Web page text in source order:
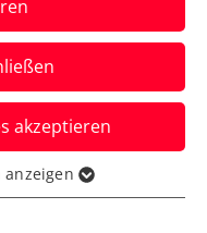
in
unterliegt nach
im Endspiel.
akzeptieren
anzeigen